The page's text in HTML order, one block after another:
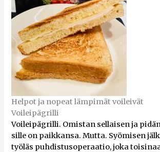
Helpot ja nopeat lämpimät voileivät
Voileipägrilli
Voileipägrilli. Omistan sellaisen ja
sille on paikkansa. Mutta. Syömisen
työläs puhdistusoperaatio, joka